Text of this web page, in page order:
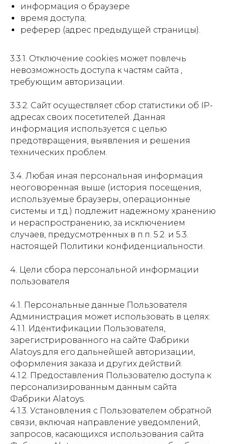
информация о браузере
время доступа;
реферер (адрес предыдущей страницы).
3.3.1. Отключение cookies может повлечь
невозможность доступа к частям сайта ,
требующим авторизации.
3.3.2. Сайт осуществляет сбор статистики об IP-
адресах своих посетителей. Данная
информация используется с целью
предотвращения, выявления и решения
технических проблем.
3.4. Любая иная персональная информация
неоговоренная выше (история посещения,
используемые браузеры, операционные
системы и т.д.) подлежит надежному хранению
и нераспространению, за исключением
случаев, предусмотренных в п.п. 5.2. и 5.3.
настоящей Политики конфиденциальности.
4. Цели сбора персональной информации
пользователя
4.1. Персональные данные Пользователя
Администрация может использовать в целях:
4.1.1. Идентификации Пользователя,
зарегистрированного на сайте Фабрики
Alatoys для его дальнейшей авторизации,
оформления заказа и других действий.
4.1.2. Предоставления Пользователю доступа к
персонализированным данным сайта
Фабрики Alatoys.
4.1.3. Установления с Пользователем обратной
связи, включая направление уведомлений,
запросов, касающихся использования сайта